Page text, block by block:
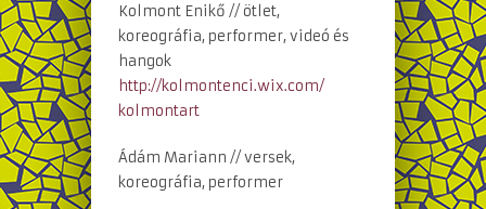
Kolmont Enikő // ötlet,
koreográfia, performer, videó és
hangok
http://kolmontenci.wix.com/
kolmontart
Ádám Mariann // versek,
koreográfia, performer